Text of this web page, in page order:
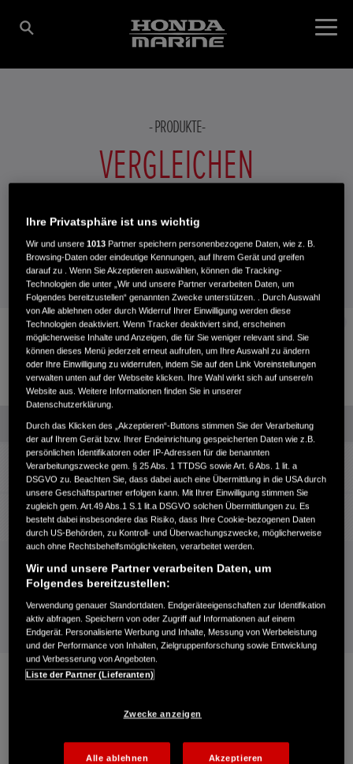
PRODUKTE
VERGLEICHEN
Welches Honda Marine-Produkt hat die richtige
Geschwindigkeit? Vergleichen Sie unten bis zu drei
Produkte. Egal auf welchen Wassern Sie unterwegs sind:
Hier finden Sie das richtige Produkt.
PRODUKT HINZUFÜGEN
Auswählen
Konto hinzufügen
PRODUKT HINZUFÜGEN
Auswählen
Konto hinzufügen
Abschluss
PRODUKT HINZUFÜGEN
Auswählen
Konto hinzufügen
Unterschiede anzeigen
Technische Daten öffnen
Ihre Privatsphäre ist uns wichtig
Wir und unsere1013 Partner speichern personenbezogene Daten, wie z. B.
Browsing-Daten oder eindeutige Kennungen, auf Ihrem Gerät und greifen
darauf zu . Wenn Sie Akzeptieren auswählen, können die Tracking-
Technologien die unter „Wir und unsere Partner verarbeiten Daten, um
Folgendes bereitzustellen“ genannten Zwecke unterstützen. . Durch Auswahl
von Alle ablehnen oder durch Widerruf Ihrer Einwilligung werden diese
Technologien deaktiviert. Wenn Tracker deaktiviert sind, erscheinen
möglicherweise Inhalte und Anzeigen, die für Sie weniger relevant sind. Sie
können dieses Menü jederzeit erneut aufrufen, um Ihre Auswahl zu ändern
oder Ihre Einwilligung zu widerrufen, indem Sie auf den Link Voreinstellungen
verwalten unten auf der Webseite klicken. Ihre Wahl wirkt sich auf unsere/n
Website aus. Weitere Informationen finden Sie in unserer
Datenschutzerklärung.
Durch das Klicken des „Akzeptieren“-Buttons stimmen Sie der Verarbeitung
der auf Ihrem Gerät bzw. Ihrer Endeinrichtung gespeicherten Daten wie z.B.
persönlichen Identifikatoren oder IP-Adressen für die benannten
Verarbeitungszwecke gem. § 25 Abs. 1 TTDSG sowie Art. 6 Abs. 1 lit. a
DSGVO zu. Beachten Sie, dass dabei auch eine Übermittlung in die USA durch
unsere Geschäftspartner erfolgen kann. Mit Ihrer Einwilligung stimmen Sie
zugleich gem. Art.49 Abs.1 S.1 lit.a DSGVO solchen Übermittlungen zu. Es
besteht dabei insbesondere das Risiko, dass Ihre Cookie-bezogenen Daten
durch US-Behörden, zu Kontroll- und Überwachungszwecke, möglicherweise
auch ohne Rechtsbehelfsmöglichkeiten, verarbeitet werden.
Wir und unsere Partner verarbeiten Daten, um
Folgendes bereitzustellen:
Verwendung genauer Standortdaten. Endgeräteeigenschaften zur Identifikation
aktiv abfragen. Speichern von oder Zugriff auf Informationen auf einem
Endgerät. Personalisierte Werbung und Inhalte, Messung von Werbeleistung
und der Performance von Inhalten, Zielgruppenforschung sowie Entwicklung
und Verbesserung von Angeboten.
Liste der Partner (Lieferanten)
Zwecke anzeigen
Alle ablehnen Akzeptieren